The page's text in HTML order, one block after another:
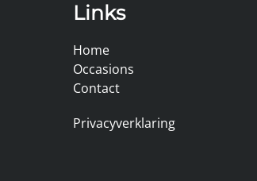
Links
Home
Occasions
Contact
Privacyverklaring